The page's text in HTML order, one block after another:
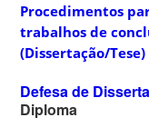
Procedimentos
trabalhos de
(Dissertação/Tese)
Defesa de
Diploma